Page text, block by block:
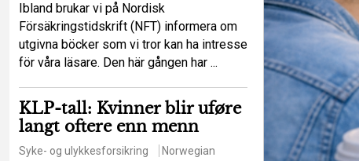
Ibland brukar vi på Nordisk
Försäkringstidskrift (NFT) informera om
utgivna böcker som vi tror kan ha intresse
för våra läsare. Den här gången har ...
KLP-tall: Kvinner blir uføre
langt oftere enn menn
Syke- og ulykkesforsikring Norwegian